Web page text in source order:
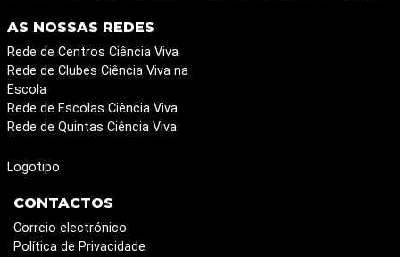
AS NOSSAS REDES
Rede de Centros Ciência Viva
Rede de Clubes Ciência Viva na
Escola
Rede de Escolas Ciência Viva
Rede de Quintas Ciência Viva
Logotipo
CONTACTOS
Correio electrónico
Política de Privacidade